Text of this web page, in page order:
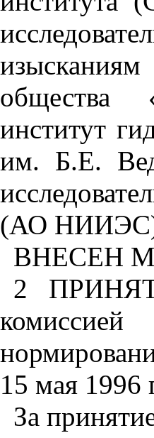
общества
институт
им. Б.Е.
(АО НИИЭС)
ВНЕСЕН
2 ПРИНЯТ
15 мая 1996
За